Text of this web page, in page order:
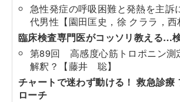
急性発症の呼吸困難と発熱を主訴
代男性【園田匡史，徐 クララ，西
臨床検査専門医がコッソリ教える…
第89回 高感度心筋トロポニン測
解釈？【藤井 聡】
チャートで迷わず動ける！ 救急診療
ローチ